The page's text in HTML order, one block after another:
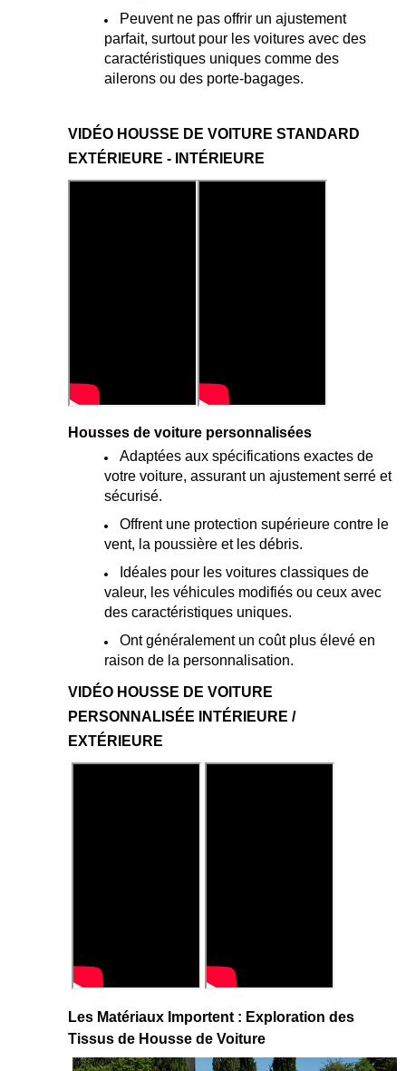
Peuvent ne pas offrir un ajustement
parfait, surtout pour les voitures avec des
caractéristiques uniques comme des
ailerons ou des porte-bagages.
VIDÉO HOUSSE DE VOITURE STANDARD
EXTÉRIEURE - INTÉRIEURE
Housses de voiture personnalisées
Adaptées aux spécifications exactes de
votre voiture, assurant un ajustement serré et
sécurisé.
Offrent une protection supérieure contre le
vent, la poussière et les débris.
Idéales pour les voitures classiques de
valeur, les véhicules modifiés ou ceux avec
des caractéristiques uniques.
Ont généralement un coût plus élevé en
raison de la personnalisation.
VIDÉO HOUSSE DE VOITURE
PERSONNALISÉE INTÉRIEURE /
EXTÉRIEURE
Les Matériaux Importent : Exploration des
Tissus de Housse de Voiture